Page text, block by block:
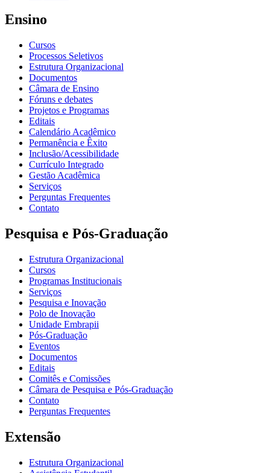
Ensino
Cursos
Processos Seletivos
Estrutura Organizacional
Documentos
Câmara de Ensino
Fóruns e debates
Projetos e Programas
Editais
Calendário Acadêmico
Permanência e Êxito
Inclusão/Acessibilidade
Currículo Integrado
Gestão Acadêmica
Serviços
Perguntas Frequentes
Contato
Pesquisa e Pós-Graduação
Estrutura Organizacional
Cursos
Programas Institucionais
Serviços
Pesquisa e Inovação
Polo de Inovação
Unidade Embrapii
Pós-Graduação
Eventos
Documentos
Editais
Comitês e Comissões
Câmara de Pesquisa e Pós-Graduação
Contato
Perguntas Frequentes
Extensão
Estrutura Organizacional